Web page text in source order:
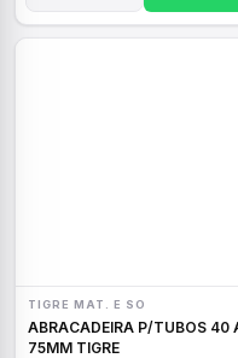
TIGRE MAT. E SO
ABRACADEIRA P/TUBOS 40 A
75MM TIGRE